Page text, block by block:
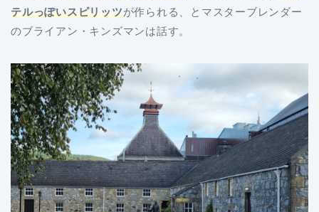
テルっぽいスピリッツが作られる、とマスターブレンダー
のブライアン・キンズマンは話す。